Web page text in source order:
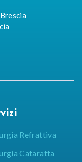
Refrattiva
Cataratta